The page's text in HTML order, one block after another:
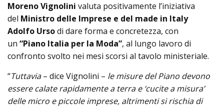
Moreno Vignolini valuta positivamente l’iniziativa
del Ministro delle Imprese e del made in Italy
Adolfo Ursodi dare forma e concretezza, con
un “Piano Italia per la Moda”, al lungo lavoro di
confronto svolto nei mesi scorsi al tavolo ministeriale.
“Tuttavia– dice Vignolini – le misure del Piano devono
essere calate rapidamente a terra e ‘cucite a misura’
delle micro e piccole imprese, altrimenti si rischia di